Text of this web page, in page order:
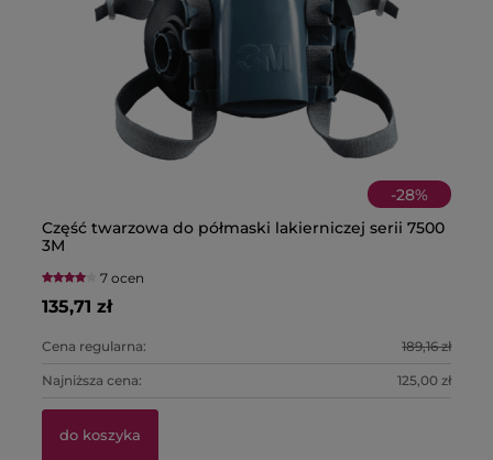
-28%
Część twarzowa do półmaski lakierniczej serii 7500
3M
7 ocen
135,71 zł
Cena regularna: 189,16 zł
Najniższa cena: 125,00 zł
do koszyka